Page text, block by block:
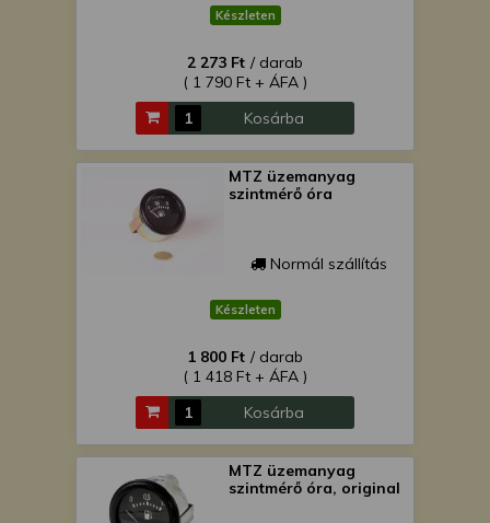
Készleten
2 273 Ft / darab
( 1 790 Ft + ÁFA )
Kosárba
MTZ üzemanyag
szintmérő óra
Normál szállítás
Készleten
1 800 Ft / darab
( 1 418 Ft + ÁFA )
Kosárba
MTZ üzemanyag
szintmérő óra, original